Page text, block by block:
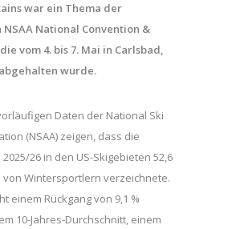
war ein Thema der
National Convention &
vom 4. bis 7. Mai in Carlsbad,
wurde.
Daten der National Ski
(NSAA) zeigen, dass die
26 in den US-Skigebieten 52,6
von Wintersportlern verzeichnete.
einem Rückgang von 9,1 %
10-Jahres-Durchschnitt, einem